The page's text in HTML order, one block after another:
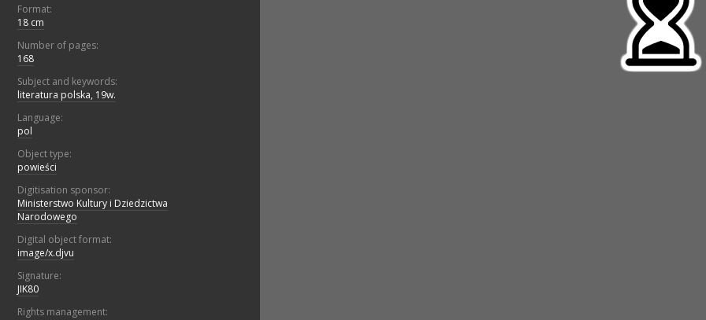
Format:
18 cm
Number of pages:
168
Subject and keywords:
literatura polska, 19w.
Language:
pol
Object type:
powieści
Digitisation sponsor:
Ministerstwo Kultury i Dziedzictwa
Narodowego
Digital object format:
image/x.djvu
Signature:
JIK80
Rights management: